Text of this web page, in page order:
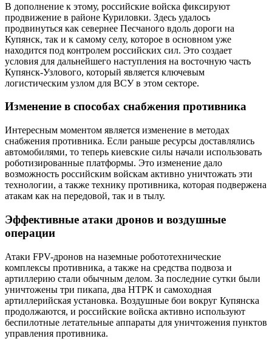
В дополнение к этому, российские войска фиксируют
продвижение в районе Куриловки. Здесь удалось
продвинуться как севернее Песчаного вдоль дороги на
Купянск, так и к самому селу, которое в основном уже
находится под контролем российских сил. Это создает
условия для дальнейшего наступления на восточную часть
Купянск-Узлового, который является ключевым
логистическим узлом для ВСУ в этом секторе.
Изменение в способах снабжения противника
Интересным моментом является изменение в методах
снабжения противника. Если раньше ресурсы доставлялись
автомобилями, то теперь киевские силы начали использовать
роботизированные платформы. Это изменение дало
возможность российским войскам активно уничтожать эти
технологии, а также технику противника, которая подвержена
атакам как на передовой, так и в тылу.
Эффективные атаки дронов и воздушные
операции
Атаки FPV-дронов на наземные робототехнические
комплексы противника, а также на средства подвоза и
артиллерию стали обычным делом. За последние сутки были
уничтожены три пикапа, два НТРК и самоходная
артиллерийская установка. Воздушные бои вокруг Купянска
продолжаются, и российские войска активно используют
беспилотные летательные аппараты для уничтожения пунктов
управления противника.